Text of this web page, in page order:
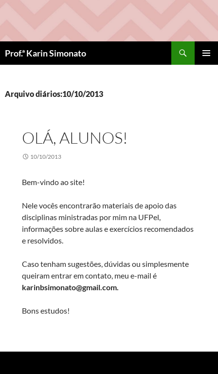
conteúdo
Prof.ª Karin Simonato
Arquivo diários:10/10/2013
OLÁ, ALUNOS!
10/10/2013
Bem-vindo ao site!
Nele vocês encontrarão materiais de apoio das
disciplinas ministradas por mim na UFPel,
informações sobre aulas e exercícios recomendados
e resolvidos.
Caso tenham sugestões, dúvidas ou simplesmente
queiram entrar em contato, meu e-mail é
karinbsimonato@gmail.com.
Bons estudos!